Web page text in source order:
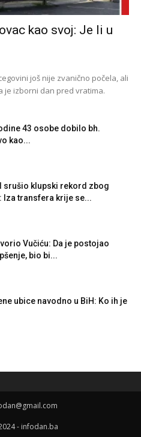
kao svoj: Je li u
još nije zvanično počela, ali
je izborni dan pred vratima.
43 osobe dobilo bh.
kao...
srušio klupski rekord zbog
Iza transfera krije se...
Vučiću: Da je postojao
bio bi...
ubice navodno u BiH: Ko ih je
- infodan.ba